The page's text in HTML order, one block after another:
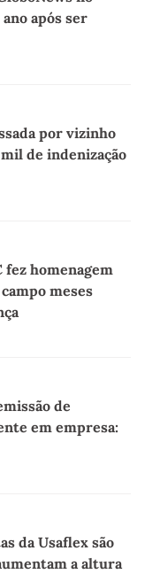
após ser
por vizinho
de indenização
fez homenagem
meses
de
em empresa:
da Usaflex são
a altura